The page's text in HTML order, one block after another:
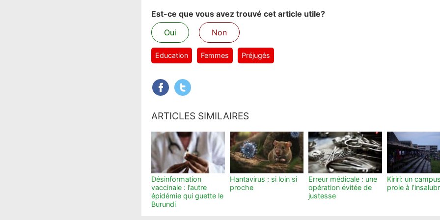
Est-ce que vous avez trouvé cet article utile?
Oui
Non
Education Femmes Préjugés
ARTICLES SIMILAIRES
Désinformation
vaccinale : l’autre
épidémie qui guette le
Burundi
Hantavirus : si loin si
proche
Erreur médicale : une
opération évitée de
justesse
Kiriri: un
proie à